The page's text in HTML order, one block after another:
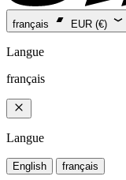
français EUR (€)
Langue
français
Langue
English français